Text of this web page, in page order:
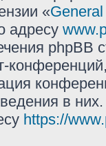
«
адресу
phpBB
в
https://